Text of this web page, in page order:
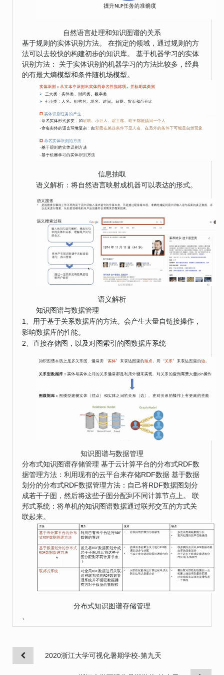
自然语言处理和知识图谱的关系
基于规则的实体识别方法。 在指定的领域，通过规则的方
法可以去较快的构建初步的知识库。 基于机器学习的实体
识别方法： 关于实体识别的机器学习的方法比较多，经典
的有最大熵模型和条件随机场模型。
信息抽取
语义解析：将自然语言映射成机器可以表达的形式。
语义解析
知识图谱与数据管理
1、用于基于关系数据库的方法。会产生大量自链接操作，
影响数据库的性能。
2、直接存储图，以及对图索引的图数据库系统
知识图谱与数据管理
分布式知识图谱存储管理 基于云计算平台的分布式RDF数
据管理方法：利用现有的云平台来存储RDF数据 基于数据
划分的分布式RDF数据管理方法：自己将RDF数据图划分
成若干子图，然后将这些子图分配到不同计算节点上。 联
邦式系统：将单机的知识图谱数据通过联邦交互的方式关
联起来。
分布式知识图谱存储管理
、
2020浙江大学可视化暑期学校-第九天